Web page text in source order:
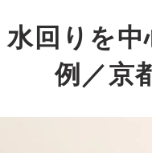
回りを
例／京